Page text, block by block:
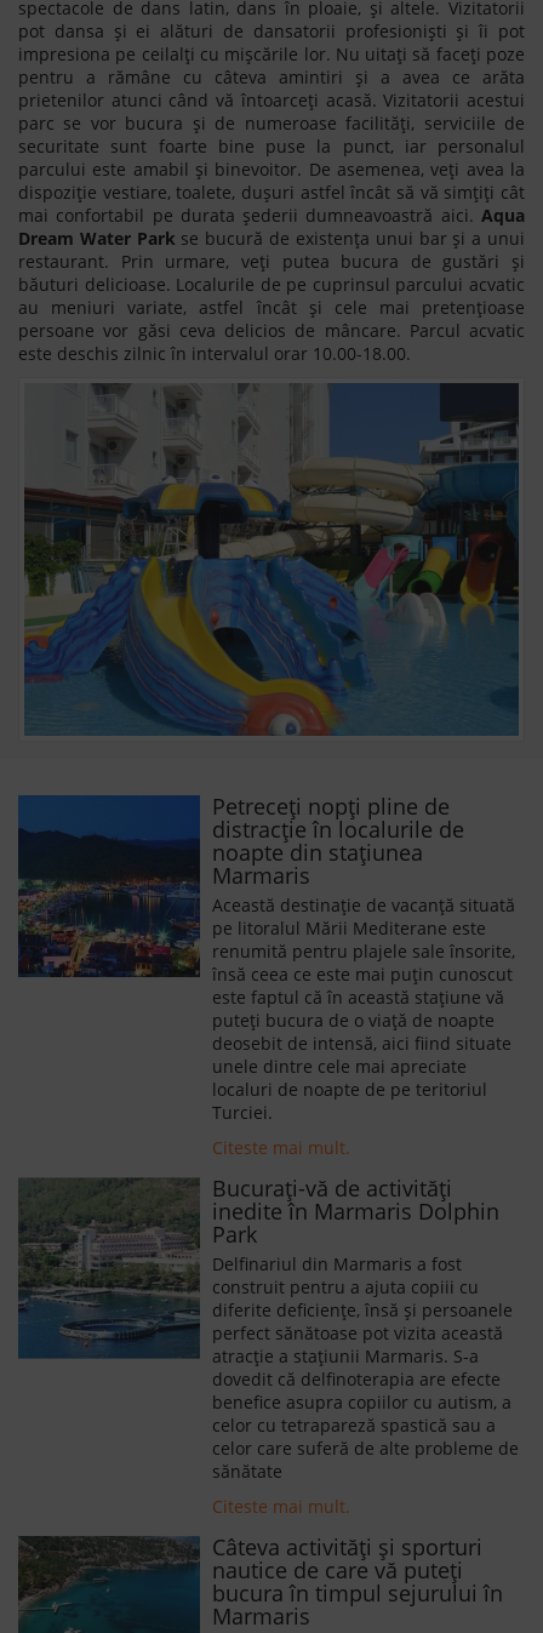
spectacole de dans latin, dans în ploaie, și altele. Vizitatorii
pot dansa și ei alături de dansatorii profesioniști și îi pot
impresiona pe ceilalți cu mișcările lor. Nu uitați să faceți poze
pentru a rămâne cu câteva amintiri și a avea ce arăta
prietenilor atunci când vă întoarceți acasă. Vizitatorii acestui
parc se vor bucura și de numeroase facilități, serviciile de
securitate sunt foarte bine puse la punct, iar personalul
parcului este amabil și binevoitor. De asemenea, veți avea la
dispoziție vestiare, toalete, dușuri astfel încât să vă simțiți cât
mai confortabil pe durata șederii dumneavoastră aici. Aqua
Dream Water Park se bucură de existența unui bar și a unui
restaurant. Prin urmare, veți putea bucura de gustări și
băuturi delicioase. Localurile de pe cuprinsul parcului acvatic
au meniuri variate, astfel încât și cele mai pretențioase
persoane vor găsi ceva delicios de mâncare. Parcul acvatic
este deschis zilnic în intervalul orar 10.00-18.00.
Petreceți nopți pline de
distracție în localurile de
noapte din stațiunea
Marmaris
Această destinație de vacanță situată
pe litoralul Mării Mediterane este
renumită pentru plajele sale însorite,
însă ceea ce este mai puțin cunoscut
este faptul că în această stațiune vă
puteți bucura de o viață de noapte
deosebit de intensă, aici fiind situate
unele dintre cele mai apreciate
localuri de noapte de pe teritoriul
Turciei.
Citeste mai mult.
Bucurați-vă de activități
inedite în Marmaris Dolphin
Park
Delfinariul din Marmaris a fost
construit pentru a ajuta copiii cu
diferite deficiențe, însă și persoanele
perfect sănătoase pot vizita această
atracție a stațiunii Marmaris. S-a
dovedit că delfinoterapia are efecte
benefice asupra copiilor cu autism, a
celor cu tetrapareză spastică sau a
celor care suferă de alte probleme de
sănătate
Citeste mai mult.
Câteva activități și sporturi
nautice de care vă puteți
bucura în timpul sejurului în
Marmaris